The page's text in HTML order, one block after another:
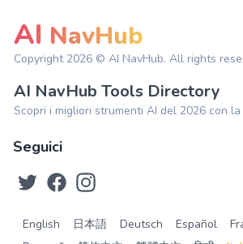
AI NavHub
Copyright 2026© AI NavHub. All rights
AI NavHub Tools Directory
Scopri i migliori strumenti AI del 2026 con
Seguici
English 日本語 Deutsch Español